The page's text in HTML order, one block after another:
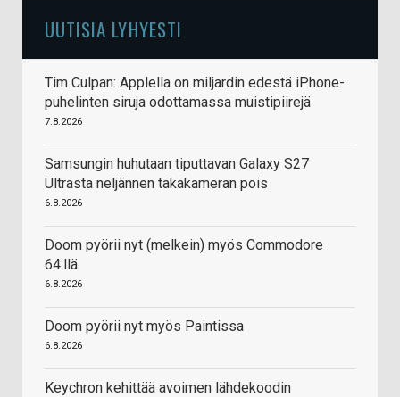
UUTISIA LYHYESTI
Tim Culpan: Applella on miljardin edestä iPhone-
puhelinten siruja odottamassa muistipiirejä
7.8.2026
Samsungin huhutaan tiputtavan Galaxy S27
Ultrasta neljännen takakameran pois
6.8.2026
Doom pyörii nyt (melkein) myös Commodore
64:llä
6.8.2026
Doom pyörii nyt myös Paintissa
6.8.2026
Keychron kehittää avoimen lähdekoodin